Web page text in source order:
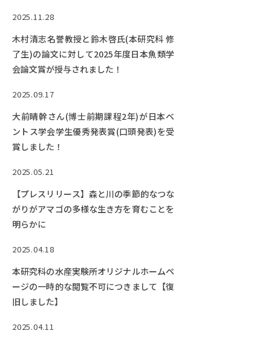
〒514-8507 三重県津市栗真町屋町1577
サイトマップ
お問い合わせ
保護者の方へ
2025.11.28
木村清志名誉教授と鈴木啓氏(本研究科 修
了生)の論文に対して2025年度日本魚類学
会論文賞が授与されました！
2025.09.17
大前晴幹さん(博士前期課程2年)が日本ベ
ントス学会学生優秀発表賞(口頭発表)を受
賞しました！
2025.05.21
【プレスリリース】森と川の季節的なつな
がりがアマゴの多様な生き方を育むことを
明らかに
2025.04.18
本研究科の水産実験所オリジナルホームペ
ージの一時的な閲覧不可につきまして【復
旧しました】
2025.04.11